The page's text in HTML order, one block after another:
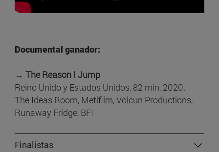
Documental ganador:
→ The Reason I Jump
Reino Unido y Estados Unidos, 82 min, 2020.
The Ideas Room, Metifilm, Volcun Productions,
Runaway Fridge, BFI
Finalistas